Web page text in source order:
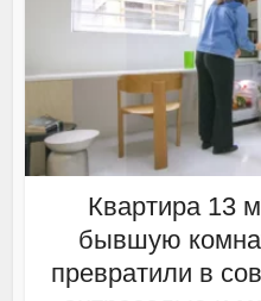
Квартира 13
бывшую
превратили в